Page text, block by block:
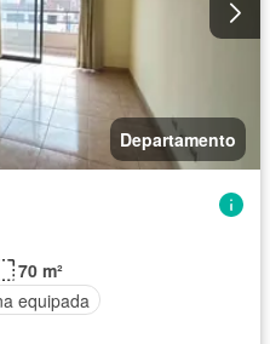
Departamento
70 m²
equipada